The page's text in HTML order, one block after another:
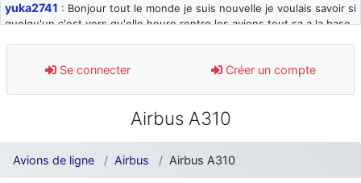
yuka2741 : Bonjour tout le monde je suis nouvelle je voulais savoir si
quelqu'un c'est vers qu'elle heure rentre les avions tout sa a la base
d9pouces: désolé pour les quelques blocages du site ces derniers
jours : je teste des méthodes contre le spam et les bots trop nocifs
: Super, la nouvelle bannière
d9pouces
: je suis un avion@,._,+ > lesquels ? je ne suis pas sûr de
comprendre
Se connecter Créer un compte
Airbus A310
Avions de ligne Airbus Airbus A310